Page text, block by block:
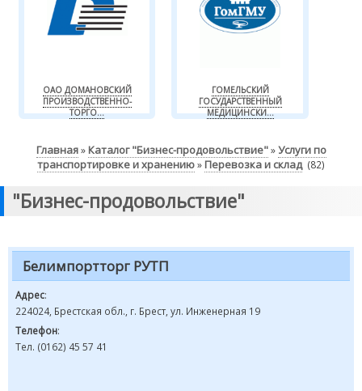
ОАО ДОМАНОВСКИЙ
ПРОИЗВОДСТВЕННО-
ТОРГО...
ГОМЕЛЬСКИЙ
ГОСУДАРСТВЕННЫЙ
МЕДИЦИНСКИ...
Главная» Каталог "Бизнес-продовольствие"»Услуги по
транспортировке и хранению» Перевозка и склад(82)
"Бизнес-продовольствие"
Белимпортторг РУТП
Адрес:
224024, Брестская обл., г. Брест, ул. Инженерная 19
Телефон:
Тел. (0162) 45 57 41